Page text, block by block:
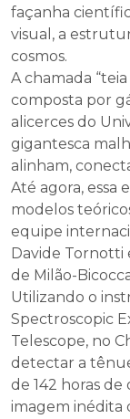
façanha
visual, a
cosmos.
A chamada
composta por
alicerces do
gigantesca
alinham,
Até agora, essa
modelos
equipe
Davide Tornotti
de Milão-
Utilizando o
Spectroscopic
Telescope, no
detectar a
de 142 horas
imagem inédita